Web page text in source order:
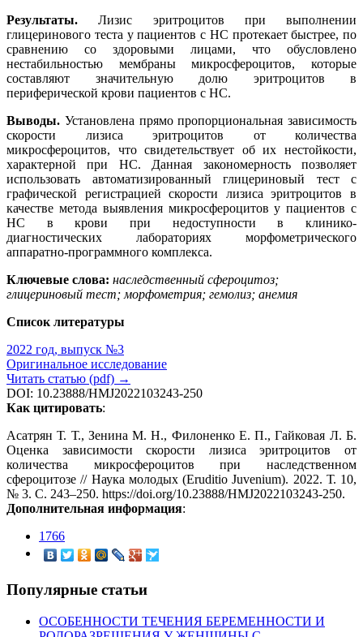
Результаты.Лизис эритроцитов при выполнении
глицеринового теста у пациентов с НС протекает быстрее, по
сравнению со здоровыми лицами, что обусловлено
нестабильностью мембраны микросфероцитов, которые
составляют значительную долю эритроцитов в
периферической крови пациентов с НС.
Выводы. Установлена прямо пропорциональная зависимость
скорости лизиса эритроцитов от количества
микросфероцитов, что свидетельствует об их нестойкости,
характерной при НС. Данная закономерность позволяет
использовать автоматизированный глицериновый тест с
графической регистрацией скорости лизиса эритроцитов в
качестве метода выявления микросфероцитов у пациентов с
НС в крови при недоступности в клинико-
диагностических лабораториях морфометрического
аппаратно-программного комплекса.
Ключевые слова: наследственный сфероцитоз;
глицериновый тест; морфометрия; гемолиз; анемия
Список литературы
2022 год, выпуск №3
Оригинальное исследование
Читать статью (pdf) →
DOI: 10.23888/HMJ2022103243-250
Как цитировать:
Асатрян Т. Т., Зенина М. Н., Филоненко Е. П., Гайковая Л. Б.
Оценка зависимости скорости лизиса эритроцитов от
количества микросфероцитов при наследственном
сфероцитозе // Наука молодых (Eruditio Juvenium). 2022. Т. 10,
№ 3. С. 243–250. https://doi.org/10.23888/HMJ2022103243-250.
Дополнительная информация:
1766
Популярные статьи
ОСОБЕННОСТИ ТЕЧЕНИЯ БЕРЕМЕННОСТИ И